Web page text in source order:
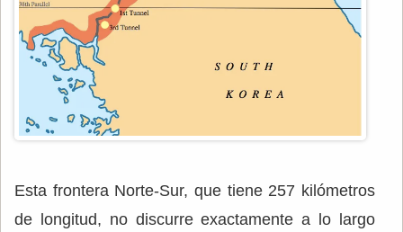
Esta frontera Norte-Sur, que tiene 257 kilómetros
de longitud, no discurre exactamente a lo largo